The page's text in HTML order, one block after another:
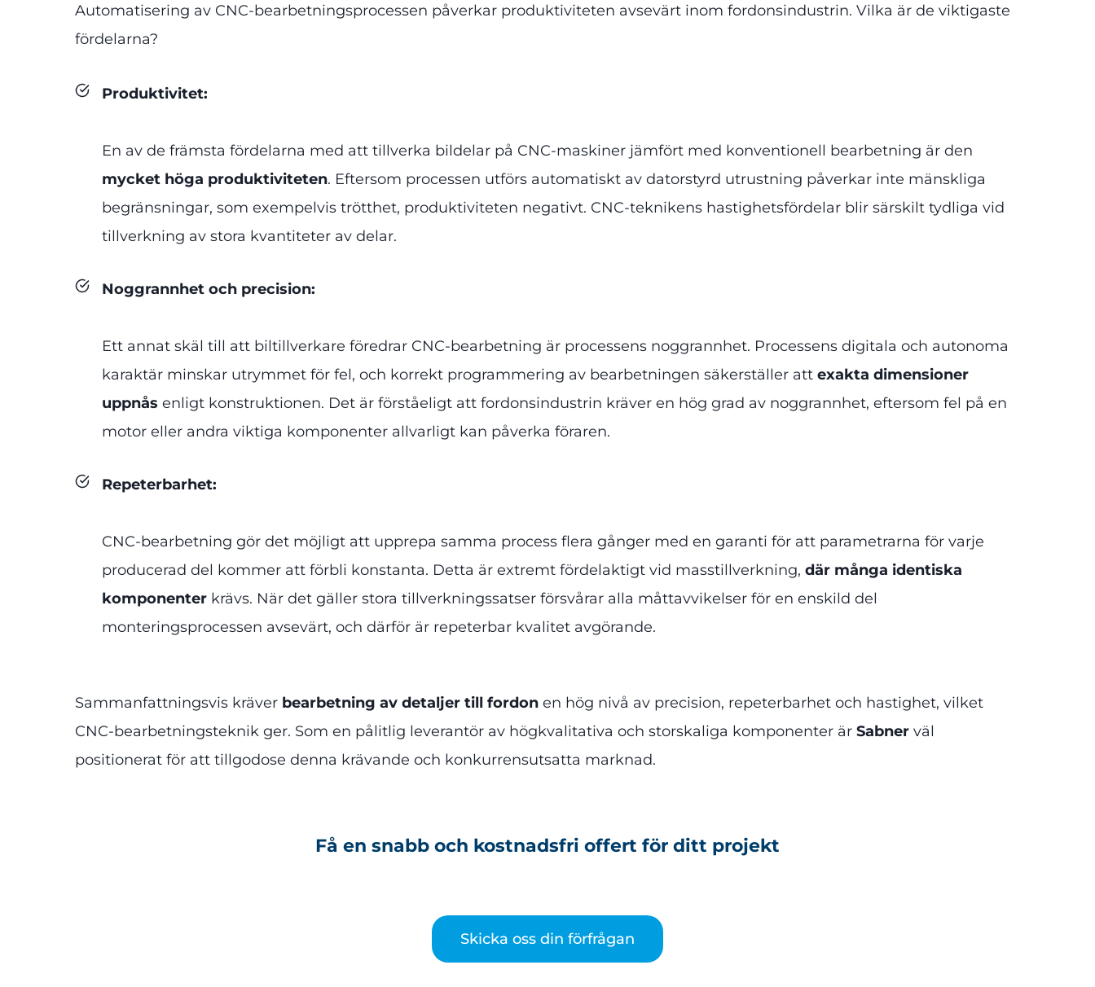
Automatisering av CNC-bearbetningsprocessen påverkar produktiviteten avsevärt inom fordonsindustrin. Vilka är de viktigaste
fördelarna?
Produktivitet:
En av de främsta fördelarna med att tillverka bildelar på CNC-maskiner jämfört med konventionell bearbetning är den
mycket höga produktiviteten. Eftersom processen utförs automatiskt av datorstyrd utrustning påverkar inte mänskliga
begränsningar, som exempelvis trötthet, produktiviteten negativt. CNC-teknikens hastighetsfördelar blir särskilt tydliga vid
tillverkning av stora kvantiteter av delar.
Noggrannhet och precision:
Ett annat skäl till att biltillverkare föredrar CNC-bearbetning är processens noggrannhet. Processens digitala och autonoma
karaktär minskar utrymmet för fel, och korrekt programmering av bearbetningen säkerställer att exakta dimensioner
uppnås enligt konstruktionen. Det är förståeligt att fordonsindustrin kräver en hög grad av noggrannhet, eftersom fel på en
motor eller andra viktiga komponenter allvarligt kan påverka föraren.
Repeterbarhet:
CNC-bearbetning gör det möjligt att upprepa samma process flera gånger med en garanti för att parametrarna för varje
producerad del kommer att förbli konstanta. Detta är extremt fördelaktigt vid masstillverkning, där många identiska
komponenter krävs. När det gäller stora tillverkningssatser försvårar alla måttavvikelser för en enskild del
monteringsprocessen avsevärt, och därför är repeterbar kvalitet avgörande.
Sammanfattningsvis kräver bearbetning av detaljer till fordon en hög nivå av precision, repeterbarhet och hastighet, vilket
CNC-bearbetningsteknik ger. Som en pålitlig leverantör av högkvalitativa och storskaliga komponenter är Sabner väl
positionerat för att tillgodose denna krävande och konkurrensutsatta marknad.
Få en snabb och kostnadsfri offert för ditt projekt
Skicka oss din förfrågan